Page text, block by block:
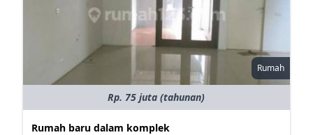
Rumah
Rp. 75 juta (tahunan)
Rumah baru dalam komplek